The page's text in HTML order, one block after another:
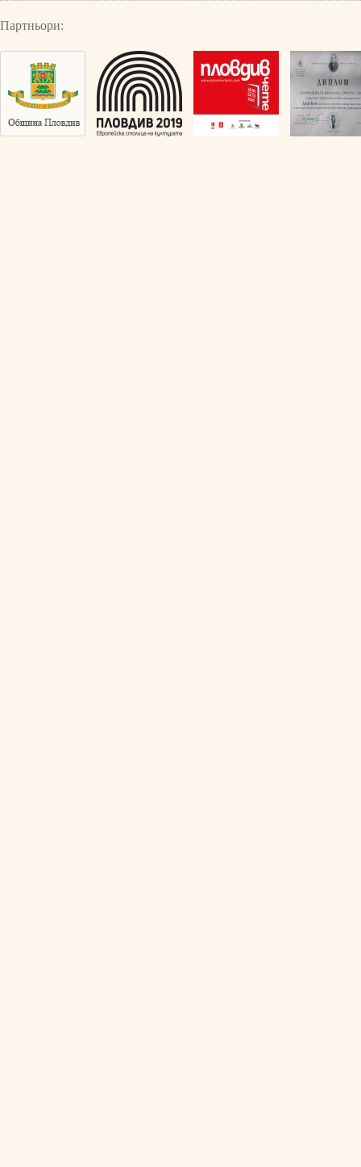
Партньори: